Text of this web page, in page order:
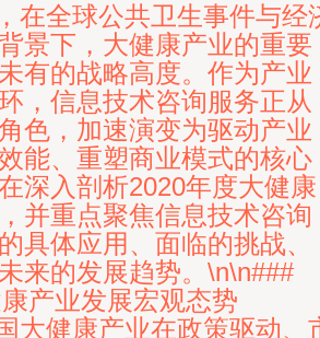
在全球公共卫生事件与经
景下，大健康产业的重要
有的战略高度。作为产业
，信息技术咨询服务正从
色，加速演变为驱动产业
能、重塑商业模式的核心
深入剖析2020年度大健康
并重点聚焦信息技术咨询
具体应用、面临的挑战、
来的发展趋势。\n\n###
产业发展宏观态势
大健康产业在政策驱动、